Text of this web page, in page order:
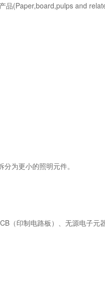
(Paper,board,pulps and
为更小的照明元件。
印制电路板）、无源电子元